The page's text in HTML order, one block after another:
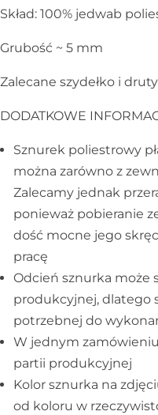
Skład: 100% jedwab
Grubość ~ 5 mm
Zalecane szydełko i
DODATKOWE
Sznurek poliestrowy
można zarówno z
Zalecamy jednak
ponieważ pobieranie
dość mocne jego
pracę
Odcień sznurka może
produkcyjnej, dlatego
potrzebnej do
W jednym
partii produkcyjnej
Kolor sznurka na
od koloru w